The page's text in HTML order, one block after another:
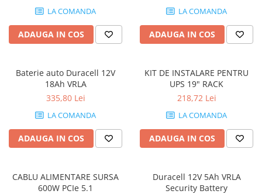
LA COMANDA
ADAUGA IN COS
LA COMANDA
ADAUGA IN COS
Baterie auto Duracell 12V
18Ah VRLA
335,80 Lei
LA COMANDA
ADAUGA IN COS
KIT DE INSTALARE PENTRU
UPS 19" RACK
218,72 Lei
LA COMANDA
ADAUGA IN COS
CABLU ALIMENTARE SURSA
600W PCIe 5.1
Duracell 12V 5Ah VRLA
Security Battery